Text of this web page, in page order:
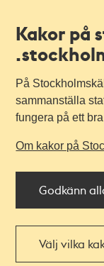
Kakor på
På
sammanställa
fungera på ett
Om kakor på
Godkänn
Välj vilka